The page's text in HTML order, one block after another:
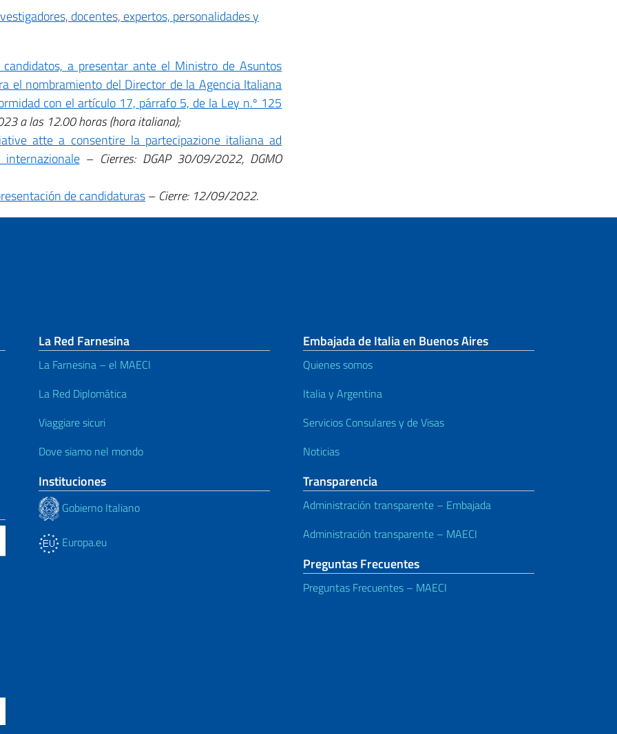
docentes, expertos, personalidades y
a presentar ante el Ministro de Asuntos
el nombramiento del Director de la Agencia Italiana
con el artículo 17, párrafo 5, de la Ley n.º 125
a las 12.00 horas (hora italiana);
atte a consentire la partecipazione italiana ad
– Cierres: DGAP 30/09/2022, DGMO
de candidaturas– Cierre: 12/09/2022.
La Red Farnesina
La Farnesina – el MAECI
La Red Diplomática
Viaggiare sicuri
Dove siamo nel mondo
Instituciones
Gobierno Italiano
Europa.eu
Embajada de Italia en Buenos Aires
Quienes somos
Italia y Argentina
Servicios Consulares y de Visas
Noticias
Transparencia
Administración transparente – Embajada
Administración transparente – MAECI
Preguntas Frecuentes
Preguntas Frecuentes – MAECI